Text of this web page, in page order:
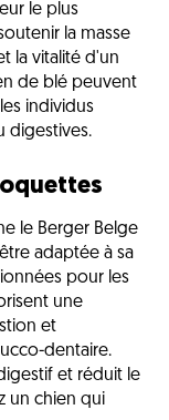
le plus
la masse
la vitalité d'un
de blé peuvent
individus
digestives.
le Berger Belge
adaptée à sa
pour les
une
et
dentaire.
et réduit le
un chien qui